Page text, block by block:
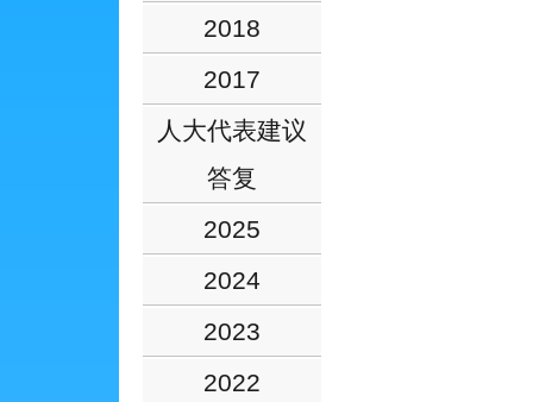
2018
2017
人大代表建议
答复
2025
2024
2023
2022